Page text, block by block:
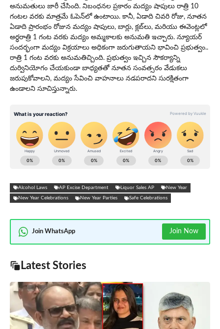
అనుమతులు జారీ చేసింది. నిబంధనల ప్ర‌కారం మద్యం షాపులు రాత్రి 10
గంటల వరకు మాత్రమే ఓపెన్‌లో ఉంటాయి. కానీ, ఏడాది చివ‌రి రోజు, నూత‌న
ఏడాది ప్రారంభం రోజున మద్యం షాపులు, బార్లు, క్లబ్‌లు, మరియు ఈవెంట్లలో
అర్ధరాత్రి 1 గంట వరకు మద్యం అమ్మకాలకు అనుమతి ఇచ్చారు. న్యూయ‌ర్
సంద‌ర్భంగా మ‌ద్యం విక్ర‌యాలు అధికంగా జ‌రుగుతాయ‌ని భావించి ప్ర‌భుత్వం..
రాత్రి 1 గంట వ‌ర‌కు అనుమ‌తిచ్చింది. ప్రభుత్వం ఇచ్చిన సౌకర్యాన్ని
దుర్వినియోగం చేయకుండా బాధ్యతతో నూతన సంవత్సరం వేడుకలు
జరుపుకోవాలని, మద్యం సేవించి వాహనాలు నడపరాదని సురక్షితంగా
ఉండాలని సూచిస్తున్నారు.
Alcohol Laws AP Excise Department Liquor Sales AP New Year
New Year Celebrations New Year Parties Safe Celebrations
Join WhatsApp Join Now
Latest Stories